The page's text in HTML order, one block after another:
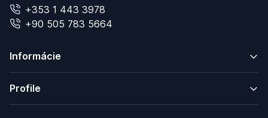
+353 1 443 3978
+90 505 783 5664
Informácie
Profile